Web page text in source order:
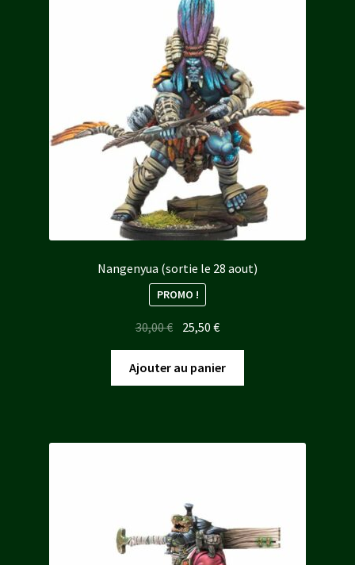
Nangenyua (sortie le 28 aout)
PROMO !
30,00€ Le
prix
initial
était :
25,50€Le
prix
actuel
est :
Ajouter au panier